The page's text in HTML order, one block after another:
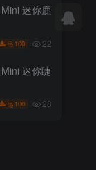
迷你鹿
100 22
迷你睫
100 28